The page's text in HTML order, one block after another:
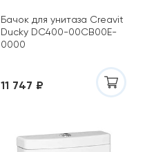
Бачок для унитаза Creavit
Ducky DC400-00CB00E-
0000
11 747 ₽